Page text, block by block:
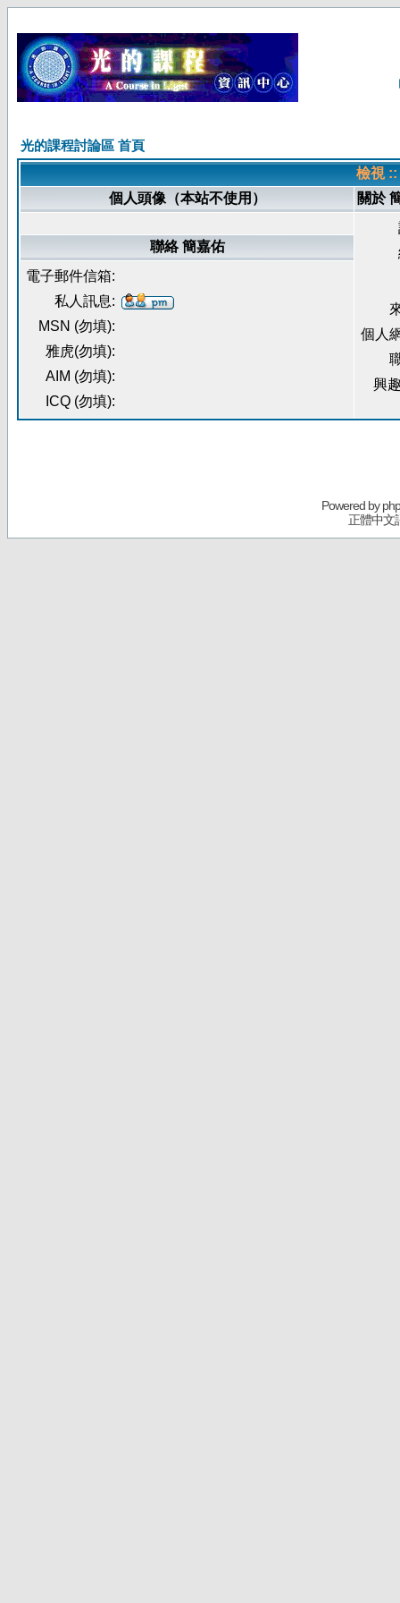
光的課程討論區 首頁
檢視 ::
個人頭像（本站不使用）
關於
個人
興
聯絡 簡嘉佑
電子郵件信箱:
私人訊息:
MSN (勿填):
雅虎(勿填):
AIM (勿填):
ICQ (勿填):
Powered by
正體中文